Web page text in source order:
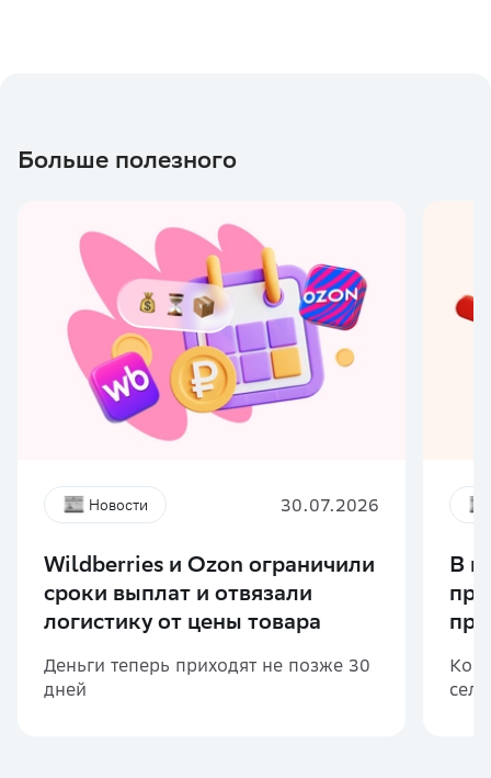
Больше полезного
Новости 30.07.2026
Wildberries и Ozon ограничили
сроки выплат и отвязали
логистику от цены товара
Деньги теперь приходят не позже 30
дней
В